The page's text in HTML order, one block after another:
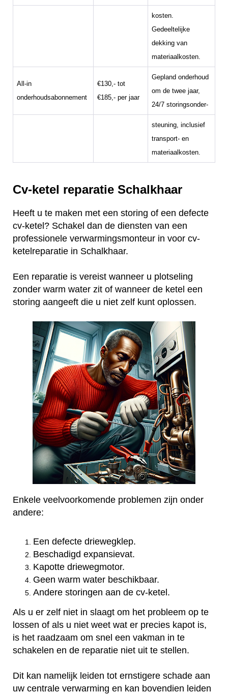
kosten.
Gedeeltelijke
dekking van
materiaalkosten.
All-in
onderhoudsabonnement
€130,- tot
€185,- per jaar
Gepland onderhoud
om de twee jaar,
24/7 storingsonder-
steuning, inclusief
transport- en
materiaalkosten.
Cv-ketel reparatie Schalkhaar
Heeft u te maken met een storing of een defecte
cv-ketel? Schakel dan de diensten van een
professionele verwarmingsmonteur in voor cv-
ketelreparatie in Schalkhaar.
Een reparatie is vereist wanneer u plotseling
zonder warm water zit of wanneer de ketel een
storing aangeeft die u niet zelf kunt oplossen.
Enkele veelvoorkomende problemen zijn onder
andere:
Een defecte driewegklep.
Beschadigd expansievat.
Kapotte driewegmotor.
Geen warm water beschikbaar.
Andere storingen aan de cv-ketel.
Als u er zelf niet in slaagt om het probleem op te
lossen of als u niet weet wat er precies kapot is,
is het raadzaam om snel een vakman in te
schakelen en de reparatie niet uit te stellen.
Dit kan namelijk leiden tot ernstigere schade aan
uw centrale verwarming en kan bovendien leiden